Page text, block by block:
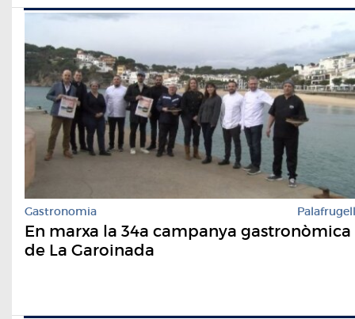
Gastronomia Palafrugell
En marxa la 34a campanya gastronòmica
de La Garoinada